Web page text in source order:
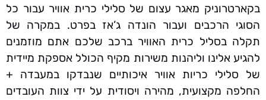
בקארטרוניק מאגר עצום של סלילי כרית אוויר עבור כל
הסוגי הרכבים ועבור הונדה ג’אז בפרט. במקרה של
תקלה בסליל כרית האוויר ברכב שלכם אתם מוזמנים
להגיע אלינו וליהנות משירות מקיף הכולל אספקת מיידית
של סלילי כריות אוויר איכותיים שנבדקו במעבדה +
החלפה מקצועית, מהירה ויסודית על ידי צוות העובדים